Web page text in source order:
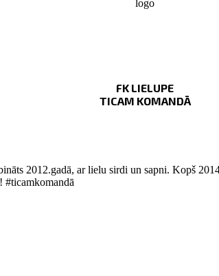
FK LIELUPE
TICAM KOMANDĀ
2012.gadā, ar lielu sirdi un sapni. Kopš